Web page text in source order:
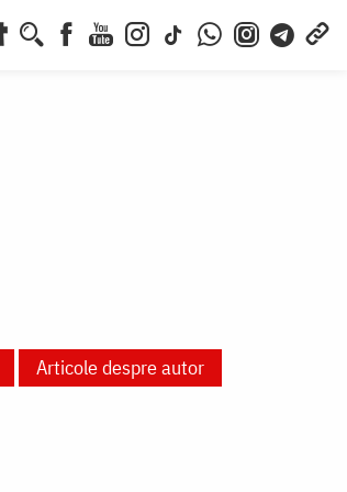
Articole despre autor